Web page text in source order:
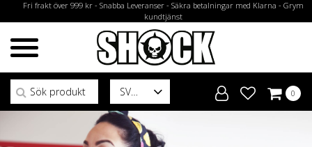
Fri frakt över 999 kr - Snabba Leveranser - Säkra betalningar med Klarna - Grym
kundtjänst
SV
Sök efter:
0